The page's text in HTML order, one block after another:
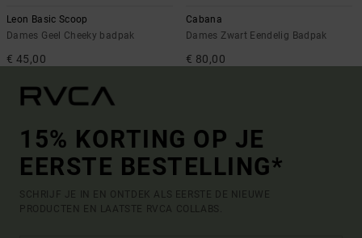
Leon Basic Scoop
Dames Geel Cheeky badpak
€ 45,00
Cabana
Dames Zwart Eendelig Badpak
€ 80,00
15% KORTING OP JE
EERSTE BESTELLING*
SCHRIJF JE IN EN ONTDEK ALS EERSTE DE NIEUWE
PRODUCTEN EN LAATSTE RVCA COLLABS.